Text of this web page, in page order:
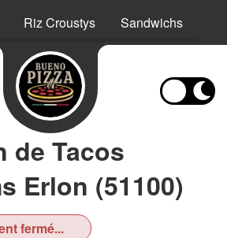
Riz Croustys Sandwichs
de Tacos
Erlon (51100)
fermé...